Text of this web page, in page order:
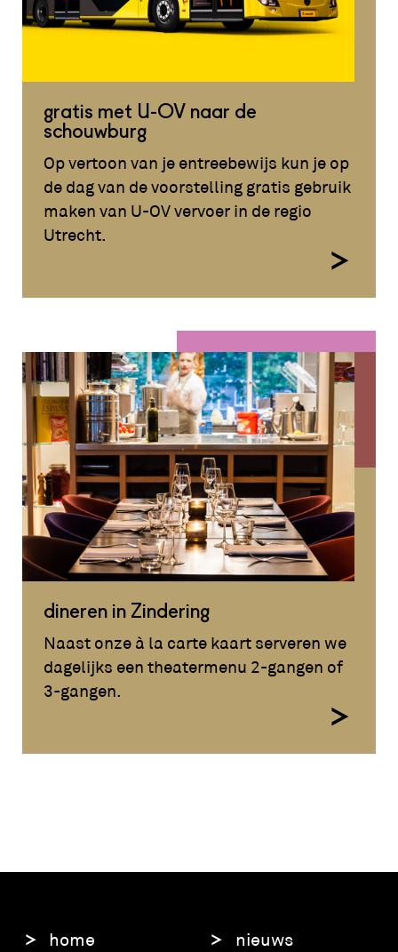
gratis met U-OV naar de
schouwburg
Op vertoon van je entreebewijs kun je op
de dag van de voorstelling gratis gebruik
maken van U-OV vervoer in de regio
Utrecht.
dineren in Zindering
Naast onze à la carte kaart serveren we
dagelijks een theatermenu 2-gangen of
3-gangen.
home nieuws